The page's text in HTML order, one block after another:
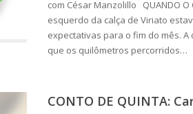
com César Manzolillo QUANDO O
esquerdo da calça de Viriato
expectativas para o fim do mês.
que os quilômetros percorridos…
CONTO DE QUINTA: